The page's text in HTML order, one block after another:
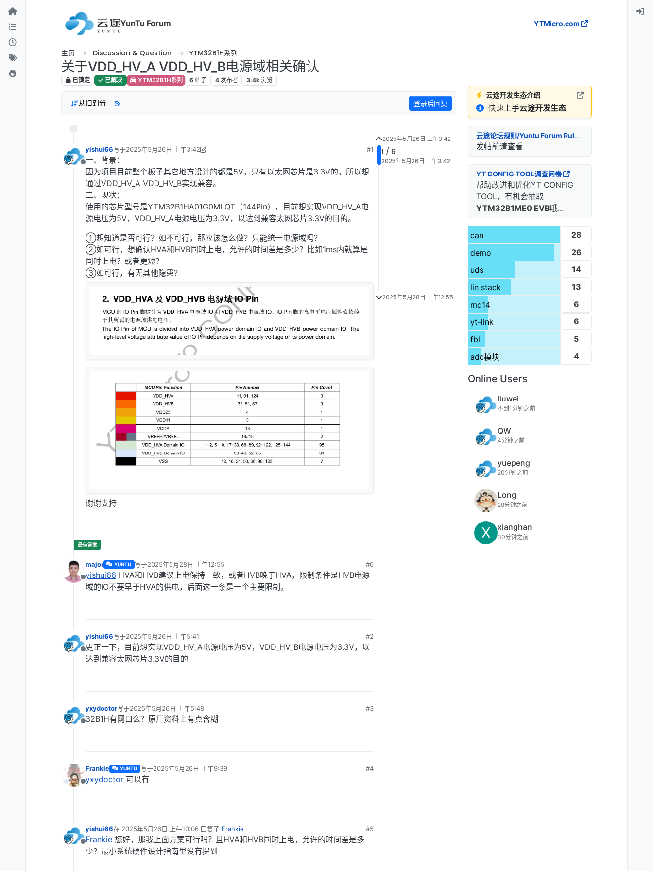
跳转至内容
YunTu Forum
YTMicro.com
主页 Discussion & Question YTM32B1H系列
关于VDD_HV_A VDD_HV_B电源域相关确认
已锁定 已解决 YTM32B1H系列 6 帖子 4 发布者 3.4k 浏览
从旧到新 登录后回复
离线
yishui66写于2025年5月26日 上午3:42
最后由 yishui66 编辑2025年5月26日 上午11:53
#1
一、背景：
因为项目目前整个板子其它地方设计的都是5V，只有以太网芯片是3.3V的。所以想
通过VDD_HV_A VDD_HV_B实现兼容。
二、现状：
使用的芯片型号是YTM32B1HA01G0MLQT（144Pin），目前想实现VDD_HV_A电
源电压为5V，VDD_HV_A电源电压为3.3V，以达到兼容太网芯片3.3V的目的。
①想知道是否可行？如不可行，那应该怎么做？只能统一电源域吗？
②如可行，想确认HVA和HVB同时上电，允许的时间差是多少？比如1ms内就算是
同时上电？或者更短？
③如可行，有无其他隐患？
谢谢支持
离线
major YUNTU 写于2025年5月28日 上午12:55
最后由 编辑
#6
yishui66 HVA和HVB建议上电保持一致，或者HVB晚于HVA，限制条件是HVB电源
域的IO不要早于HVA的供电，后面这一条是一个主要限制。
离线
yishui66写于2025年5月26日 上午5:41
最后由 编辑
#2
更正一下，目前想实现VDD_HV_A电源电压为5V，VDD_HV_B电源电压为3.3V，以
达到兼容太网芯片3.3V的目的
离线
yxydoctor写于2025年5月26日 上午5:48
最后由 编辑
#3
32B1H有网口么？原厂资料上有点含糊
离线
Frankie YUNTU 写于2025年5月26日 上午9:39
最后由 编辑
#4
yxydoctor 可以有
离线
yishui66在 2025年5月26日 上午10:06 回复了 Frankie
最后由 编辑
#5
Frankie 您好，那我上面方案可行吗？且HVA和HVB同时上电，允许的时间差是多
少？最小系统硬件设计指南里没有提到
2025年5月26日 上午3:42
1 / 6
2025年5月26日 上午3:42
2025年5月28日 上午12:55
云途开发生态介绍
快速上手云途开发生态
云途论坛规则/Yuntu Forum Rules
发帖前请查看
YT CONFIG TOOL调查问卷
帮助改进和优化YT CONFIG
TOOL，有机会抽取
YTM32B1ME0 EVB哦...
can
28
demo
26
uds
14
lin stack
13
md14
6
yt-link
6
fbl
5
adc模块
4
Online Users
liuwei
不到1分钟之前
QW
4分钟之前
yuepeng
20分钟之前
Long
28分钟之前
X xianghan
30分钟之前